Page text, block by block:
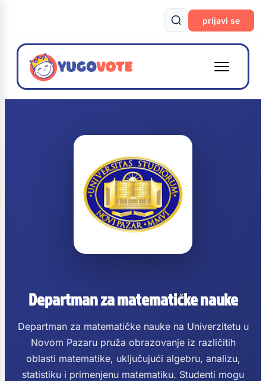
prijavi se
Departman za matematičke nauke
Departman za matematičke nauke na Univerzitetu u
Novom Pazaru pruža obrazovanje iz različitih
oblasti matematike, uključujući algebru, analizu,
statistiku i primenjenu matematiku. Studenti mogu